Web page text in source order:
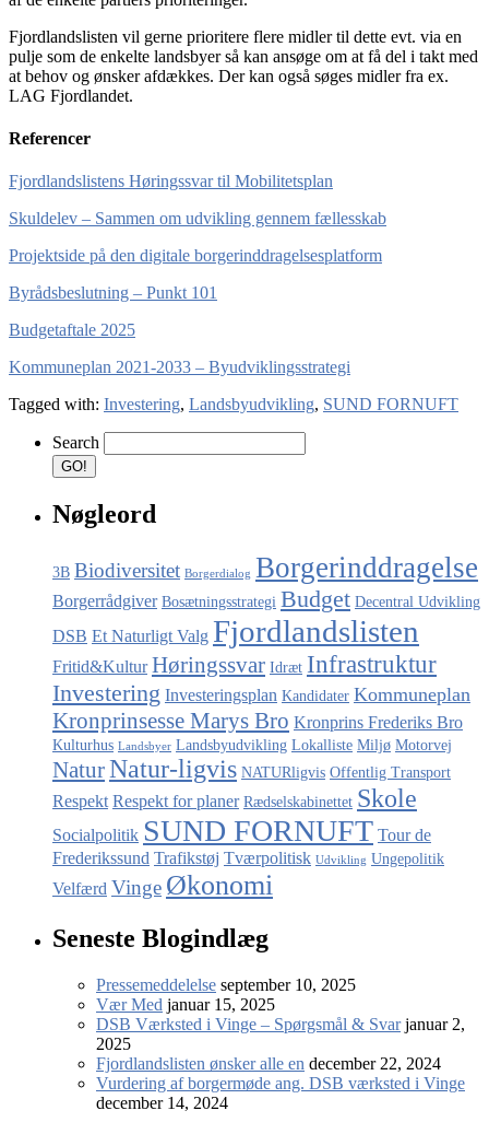
Fjordlandslisten vil gerne prioritere flere midler til dette evt. via en
pulje som de enkelte landsbyer så kan ansøge om at få del i takt med
at behov og ønsker afdækkes. Der kan også søges midler fra ex.
LAG Fjordlandet.
Referencer
Fjordlandslistens Høringssvar til Mobilitetsplan
Skuldelev – Sammen om udvikling gennem fællesskab
Projektside på den digitale borgerinddragelsesplatform
Byrådsbeslutning – Punkt 101
Budgetaftale 2025
Kommuneplan 2021-2033 – Byudviklingsstrategi
Tagged with: Investering, Landsbyudvikling, SUND FORNUFT
Search
Nøgleord
3B Biodiversitet Borgerdialog Borgerinddragelse
Borgerrådgiver Bosætningsstrategi Budget Decentral Udvikling
DSB Et Naturligt Valg Fjordlandslisten
Fritid&Kultur Høringssvar Idræt Infrastruktur
Investering Investeringsplan Kandidater Kommuneplan
Kronprinsesse Marys Bro Kronprins Frederiks Bro
Kulturhus Landsbyer Landsbyudvikling Lokalliste Miljø Motorvej
NaturNatur-ligvis NATURligvis Offentlig Transport
Respekt Respekt for planer Rædselskabinettet Skole
Socialpolitik SUND FORNUFT Tour de
Frederikssund Trafikstøj Tværpolitisk Udvikling Ungepolitik
Velfærd Vinge Økonomi
Seneste Blogindlæg
Pressemeddelelse september 10, 2025
Vær Med januar 15, 2025
DSB Værksted i Vinge – Spørgsmål & Svar januar 2,
2025
Fjordlandslisten ønsker alle en december 22, 2024
Vurdering af borgermøde ang. DSB værksted i Vinge
december 14, 2024